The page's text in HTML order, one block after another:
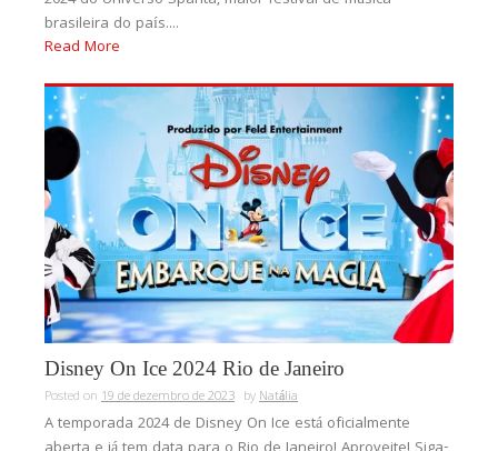
brasileira do país....
Read More
Disney On Ice 2024 Rio de Janeiro
Posted on 19 de dezembro de 2023 byNatália
A temporada 2024 de Disney On Ice está oficialmente